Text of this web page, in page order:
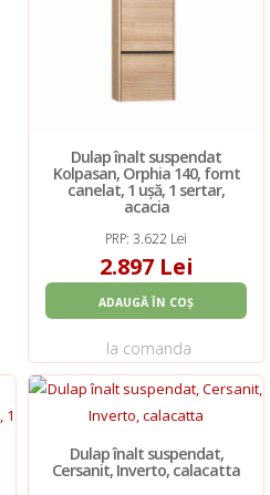
Dulap înalt suspendat
Kolpasan, Orphia 140, fornt
canelat, 1 ușă, 1 sertar,
acacia
PRP: 3.622 Lei
2.897 Lei
ADAUGĂ ÎN COȘ
la comanda
Dulap înalt suspendat,
Cersanit, Inverto, calacatta